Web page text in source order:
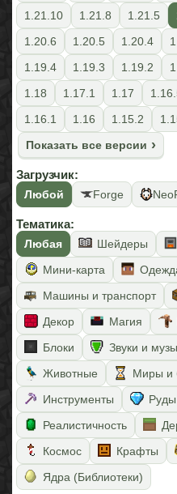
1.21.10
1.21.8 1.21.5
1.20.6
1.20.5 1.20.4
1.19.4
1.19.3 1.19.2
1.18
1.17.1 1.17
1.16.1
1.16 1.15.2
Показать все версии
Загрузчик:
Любой Forge
Тематика:
Любая Шейдеры
Мини-карта
Машины и транспорт
Декор
Магия
Блоки
Звуки и
Животные
Миры и
Инструменты
Руды
Реалистичность
Космос
Крафты
Ядра (Библиотеки)